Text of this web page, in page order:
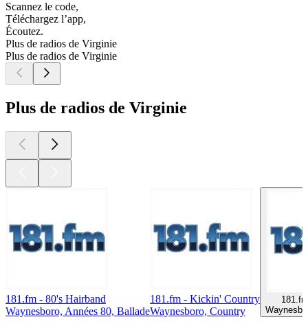
Scannez le code,
Téléchargez l’app,
Écoutez.
Plus de radios de Virginie
Plus de radios de Virginie
Plus de radios de Virginie
181.fm - 80's Hairband
Waynesboro, Années 80, Ballade
181.fm - Kickin' Country
Waynesboro, Country